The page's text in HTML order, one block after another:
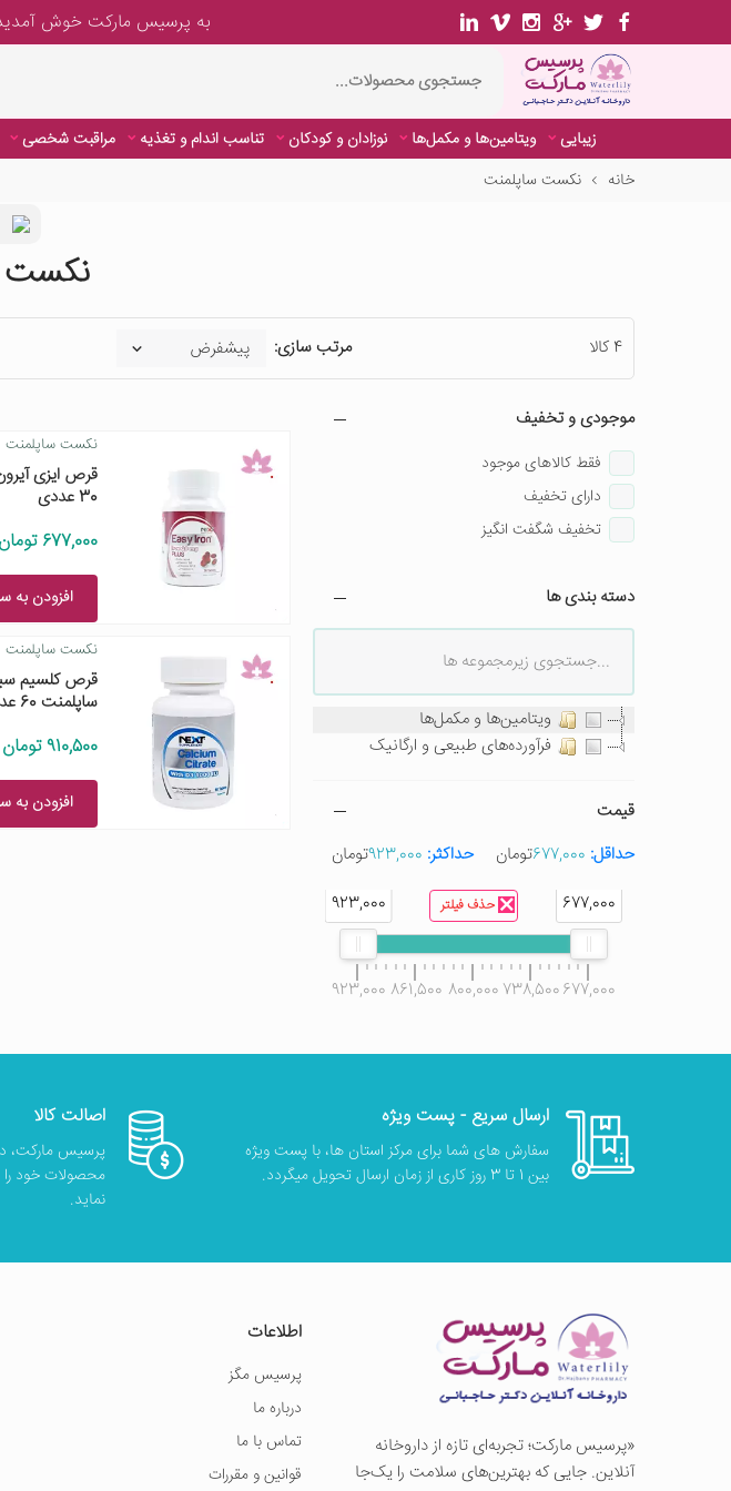
به پرسیس مارکت خوش
زیبایی ویتامین‌ها و مکمل‌ها نوزادان و کودکان تناسب اندام و تغذیه مراقبت شخصی
خانه
نکست ساپلمنت
نکست
4 کالا مرتب سازی:
موجودی و تخفیف
فقط کالاهای موجود
دارای تخفیف
تخفیف شگفت انگیز
دسته بندی ها
ویتامین‌ها و مکمل‌ها
فرآورده‌های طبیعی و ارگانیک
قیمت
حداقل: 677,000تومان حداکثر: 923,000تومان
حذف فیلتر 677,000
923,000
677,000
738,500
800,000
861,500
923,000
نکست ساپلمنت
قرص ایزی
30 عددی
677,000 تومان
افزودن به
نکست ساپلمنت
ساپلمنت 60 عددی
910,500 تومان
افزودن به
ارسال سریع - پست ویژه
سفارش های شما برای مرکز استان ها، با پست ویژه
بین 1 تا 3 روز کاری از زمان ارسال تحویل میگردد.
اصالت کالا
پرسیس مارکت،
محصولات خود را
نماید.
«پرسيس ماركت؛ تجربه‌ای تازه از داروخانه
آنلاین. جایی که بهترین‌های سلامت را یک‌جا
اطلاعات
پرسیس مگز
درباره ما
تماس با ما
قوانین و مقررات